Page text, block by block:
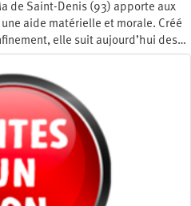
de Saint-Denis (93) apporte aux
aide matérielle et morale. Créé
elle suit aujourd’hui des…